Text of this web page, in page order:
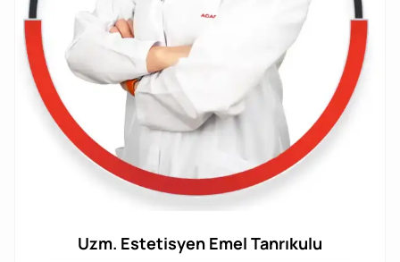
Uzm. Estetisyen Emel Tanrıkulu